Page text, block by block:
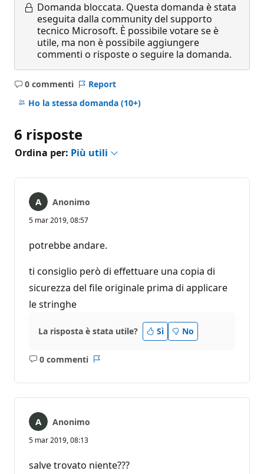
Domanda bloccata. Questa domanda è stata
eseguita dalla community del supporto
tecnico Microsoft. È possibile votare se è
utile, ma non è possibile aggiungere
commenti o risposte o seguire la domanda.
0 commenti
Nessun
commento
Report
Ho la stessa domanda (10+)
6 risposte
Ordina per: Più utili
Anonimo
5 mar 2019, 08:57
potrebbe andare.
ti consiglio però di effettuare una copia di
sicurezza del file originale prima di applicare
le stringhe
La risposta è stata utile? Sì No
0 commenti
Nessun
Anonimo
5 mar 2019, 08:13
salve trovato niente???